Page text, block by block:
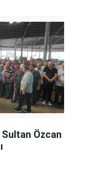
Sultan Özcan